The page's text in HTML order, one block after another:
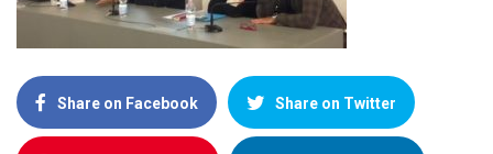
Share on Facebook Share on Twitter